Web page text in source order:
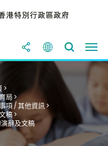
>
局 >
項 / 其他資訊 >
稿 >
辭及文稿